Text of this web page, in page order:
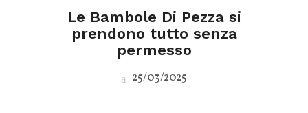
Le Bambole Di Pezza si
prendono tutto senza
permesso
25/03/2025